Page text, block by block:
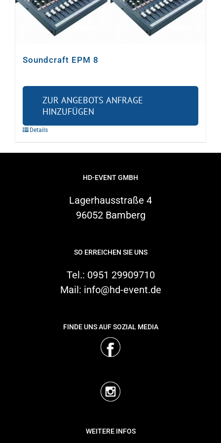
Video
Rigging
Gebrauchtes
Warenkorb
Soundcraft EPM 8
ZUR ANGEBOTS ANFRAGE
HINZUFÜGEN
Details
HD-EVENT GMBH
Lagerhausstraße 4
96052 Bamberg
SO ERREICHEN SIE UNS
Tel.: 0951 29909710
Mail: info@hd-event.de
FINDE UNS AUF SOZIAL MEDIA
WEITERE INFOS